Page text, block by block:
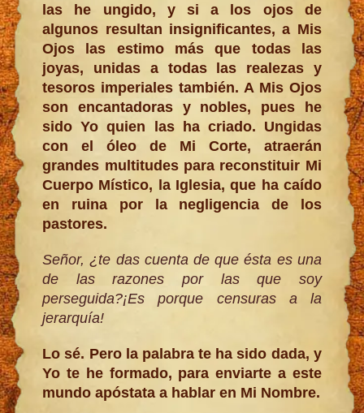
las he ungido, y si a los ojos de
algunos resultan insignificantes, a Mis
Ojos las estimo más que todas las
joyas, unidas a todas las realezas y
tesoros imperiales también. A Mis Ojos
son encantadoras y nobles, pues he
sido Yo quien las ha criado. Ungidas
con el óleo de Mi Corte, atraerán
grandes multitudes para reconstituir Mi
Cuerpo Místico, la Iglesia, que ha caído
en ruina por la negligencia de los
pastores.
Señor, ¿te das cuenta de que ésta es una
de las razones por las que soy
perseguida?¡Es porque censuras a la
jerarquía!
Lo sé. Pero la palabra te ha sido dada, y
Yo te he formado, para enviarte a este
mundo apóstata a hablar en Mi Nombre.